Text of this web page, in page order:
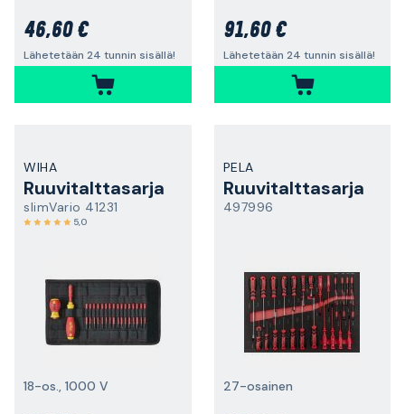
46,60 €
Lähetetään 24 tunnin sisällä!
91,60 €
Lähetetään 24 tunnin sisällä!
WIHA
Ruuvitalttasarja
slimVario 41231
5,0
18-os., 1000 V
PELA
Ruuvitalttasarja
497996
27-osainen